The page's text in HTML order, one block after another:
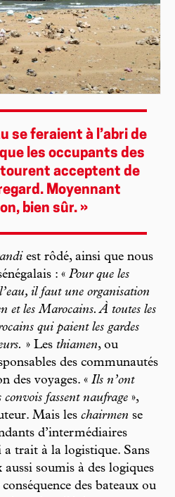
se feraient à l’abri de
les occupants des
acceptent de
Moyennant
bien sûr. »
est rôdé, ainsi que nous
: « Pour que les
il faut une organisation
et les Marocains. À toutes les
qui paient les gardes
» Les thiamen, ou
des communautés
des voyages. « Ils n’ont
fassent naufrage »,
Mais les chairmen se
d’intermédiaires
trait à la logistique. Sans
soumis à des logiques
des bateaux ou